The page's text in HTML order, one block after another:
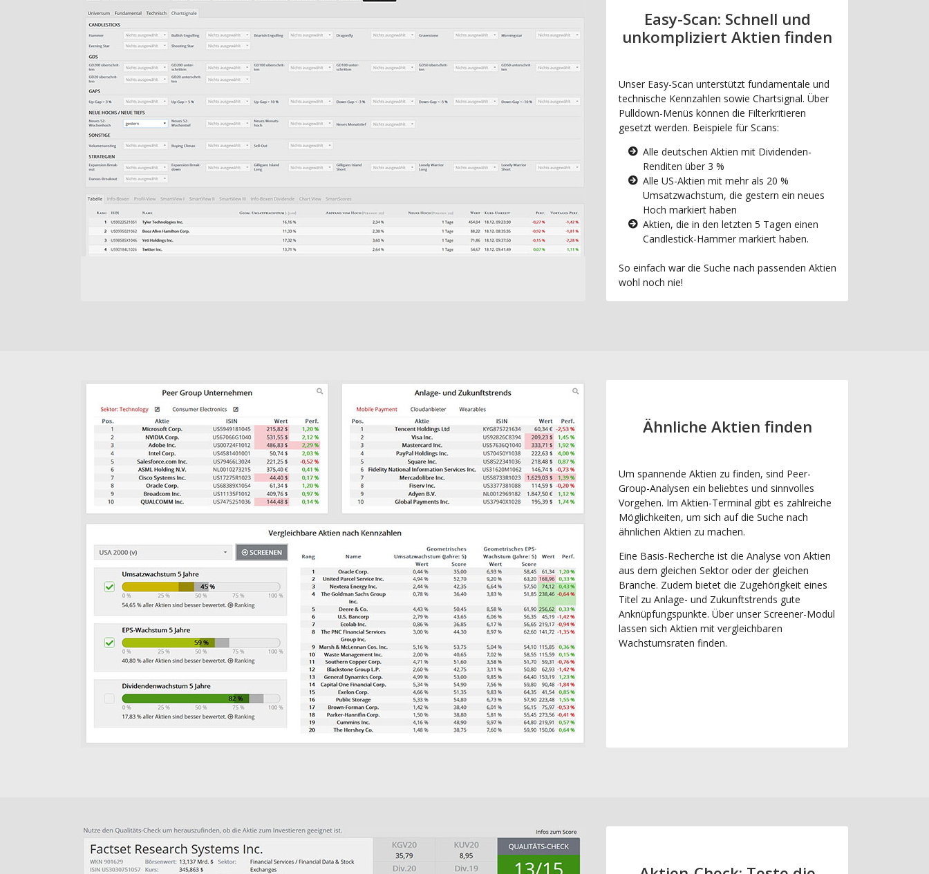
Easy-Scan: Schnell und
unkompliziert Aktien finden
Unser Easy-Scan unterstützt fundamentale und
technische Kennzahlen sowie Chartsignal. Über
Pulldown-Menüs können die Filterkritieren
gesetzt werden. Beispiele für Scans:
Alle deutschen Aktien mit Dividenden-
Renditen über 3 %
Alle US-Aktien mit mehr als 20 %
Umsatzwachstum, die gestern ein neues
Hoch markiert haben
Aktien, die in den letzten 5 Tagen einen
Candlestick-Hammer markiert haben.
So einfach war die Suche nach passenden Aktien
wohl noch nie!
Ähnliche Aktien finden
Um spannende Aktien zu finden, sind Peer-
Group-Analysen ein beliebtes und sinnvolles
Vorgehen. Im Aktien-Terminal gibt es zahlreiche
Möglichkeiten, um sich auf die Suche nach
ähnlichen Aktien zu machen.
Eine Basis-Recherche ist die Analyse von Aktien
aus dem gleichen Sektor oder der gleichen
Branche. Zudem bietet die Zugehörigkeit eines
Titel zu Anlage- und Zukunftstrends gute
Anknüpfungspunkte. Über unser Screener-Modul
lassen sich Aktien mit vergleichbaren
Wachstumsraten finden.